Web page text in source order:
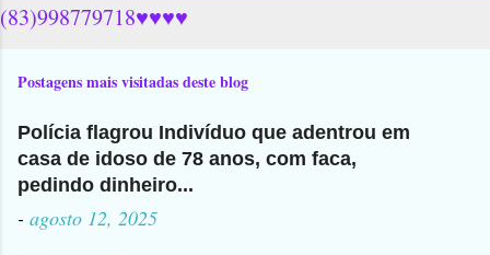
(83)998779718♥♥♥♥
Postagens mais visitadas deste blog
Polícia flagrou Indivíduo que adentrou em
casa de idoso de 78 anos, com faca,
pedindo dinheiro...
- agosto 12, 2025